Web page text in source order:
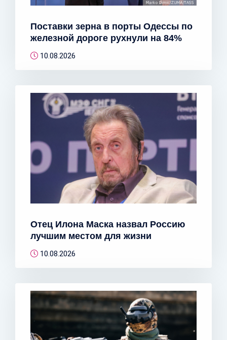
Поставки зерна в порты Одессы по
железной дороге рухнули на 84%
10.08.2026
Отец Илона Маска назвал Россию
лучшим местом для жизни
10.08.2026